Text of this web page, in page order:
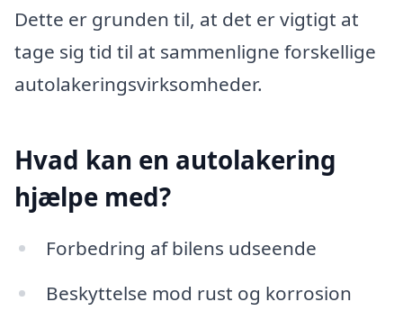
Dette er grunden til, at det er vigtigt at
tage sig tid til at sammenligne forskellige
autolakeringsvirksomheder.
Hvad kan en autolakering
hjælpe med?
Forbedring af bilens udseende
Beskyttelse mod rust og korrosion